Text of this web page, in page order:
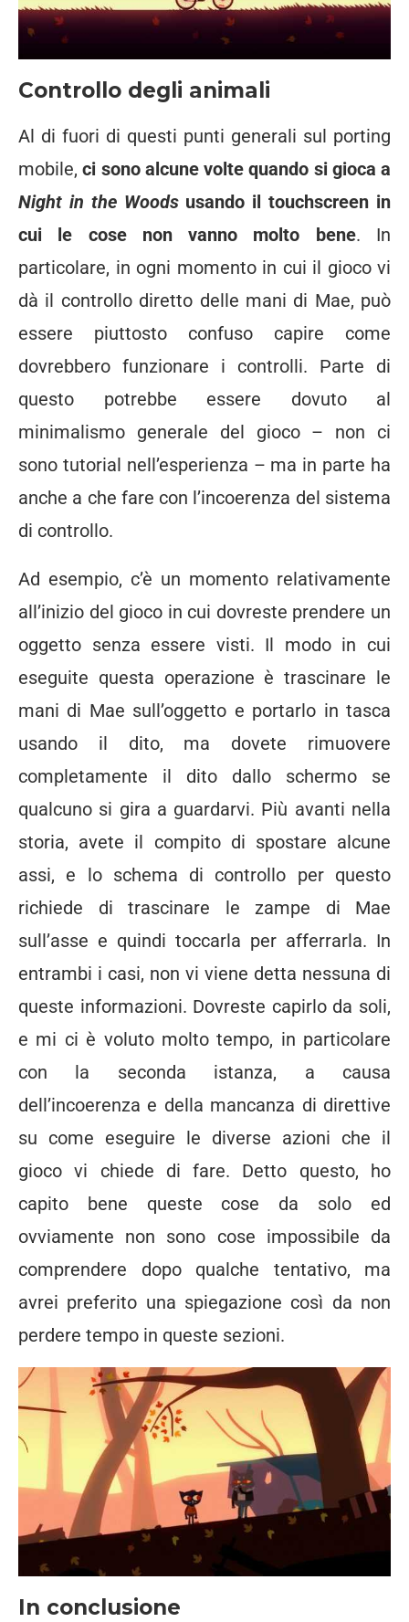
Controllo degli animali
Al di fuori di questi punti generali sul porting
mobile,ci sono alcune volte quando si gioca a
Night in the Woodsusando il touchscreen in
cui le cose non vanno molto bene. In
particolare, in ogni momento in cui il gioco vi
dà il controllo diretto delle mani di Mae, può
essere piuttosto confuso capire come
dovrebbero funzionare i controlli. Parte di
questo potrebbe essere dovuto al
minimalismo generale del gioco – non ci
sono tutorial nell’esperienza – ma in parte ha
anche a che fare con l’incoerenza del sistema
di controllo.
Ad esempio, c’è un momento relativamente
all’inizio del gioco in cui dovreste prendere un
oggetto senza essere visti. Il modo in cui
eseguite questa operazione è trascinare le
mani di Mae sull’oggetto e portarlo in tasca
usando il dito, ma dovete rimuovere
completamente il dito dallo schermo se
qualcuno si gira a guardarvi. Più avanti nella
storia, avete il compito di spostare alcune
assi, e lo schema di controllo per questo
richiede di trascinare le zampe di Mae
sull’asse e quindi toccarla per afferrarla. In
entrambi i casi, non vi viene detta nessuna di
queste informazioni. Dovreste capirlo da soli,
e mi ci è voluto molto tempo, in particolare
con la seconda istanza, a causa
dell’incoerenza e della mancanza di direttive
su come eseguire le diverse azioni che il
gioco vi chiede di fare. Detto questo, ho
capito bene queste cose da solo ed
ovviamente non sono cose impossibile da
comprendere dopo qualche tentativo, ma
avrei preferito una spiegazione così da non
perdere tempo in queste sezioni.
In conclusione